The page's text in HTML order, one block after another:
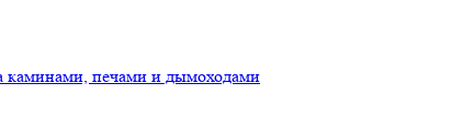
каминами, печами и дымоходами